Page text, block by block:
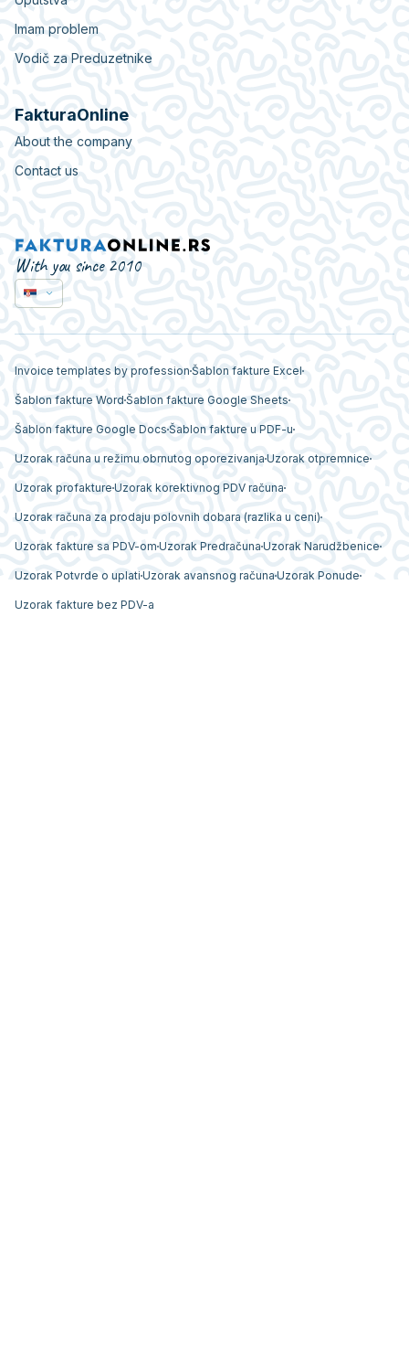
Imam problem
Vodič za Preduzetnike
FakturaOnline
About the company
Contact us
With you since 2010
Invoice templates by profession Šablon fakture Excel
Šablon fakture Word Šablon fakture Google Sheets
Šablon fakture Google Docs Šablon fakture u PDF-u
Uzorak računa u režimu obrnutog oporezivanja Uzorak otpremnice
Uzorak profakture Uzorak korektivnog PDV računa
Uzorak računa za prodaju polovnih dobara (razlika u ceni)
Uzorak fakture sa PDV-om Uzorak Predračuna Uzorak Narudžbenice
Uzorak Potvrde o uplati Uzorak avansnog računa Uzorak Ponude
Uzorak fakture bez PDV-a